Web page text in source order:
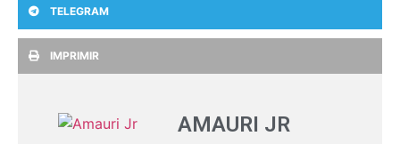
TELEGRAM
IMPRIMIR
AMAURI JR